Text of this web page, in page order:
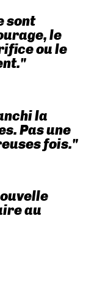
sont
le
ou le
la
Pas une
fois."
au